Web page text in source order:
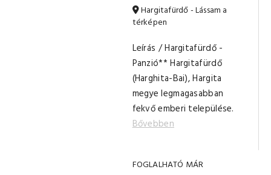
Hargitafürdő - Lássam a
térképen
Leírás / Hargitafürdő -
Panzió** Hargitafürdő
(Harghita-Bai), Hargita
megye legmagasabban
fekvő emberi települése.
Bővebben
FOGLALHATÓ MÁR